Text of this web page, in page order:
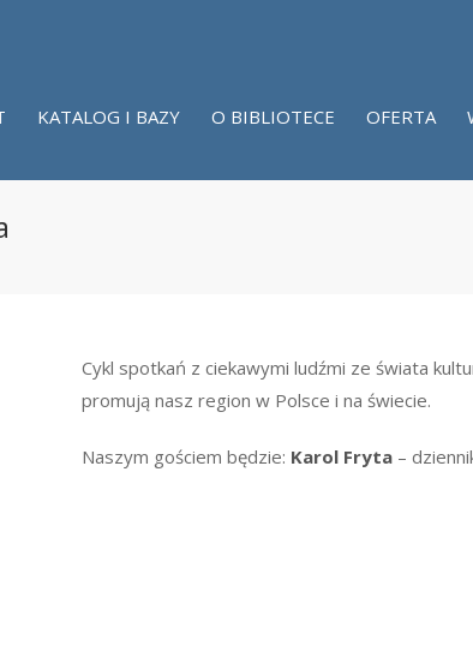
KATALOG I BAZY O BIBLIOTECE OFERTA
Cykl spotkań z ciekawymi ludźmi ze świata
promują nasz region w Polsce i na świecie.
Naszym gościem będzie: Karol Fryta –